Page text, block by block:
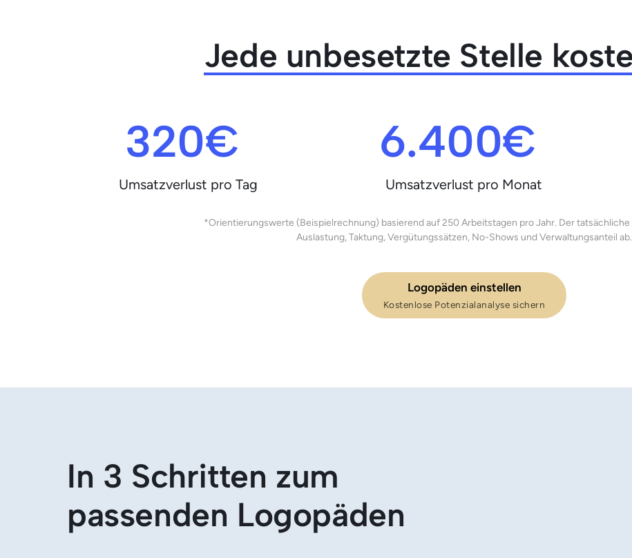
Jede unbesetzte Stelle
320€
Umsatzverlust pro Tag
6.400€
Umsatzverlust pro Monat
*Orientierungswerte (Beispielrechnung) basierend auf 250 Arbeitstagen pro Jahr. Der tatsächliche
Auslastung, Taktung, Vergütungssätzen, No-Shows und Verwaltungsanteil ab.
Logopäden einstellen
Kostenlose Potenzialanalyse sichern
In 3 Schritten zum
passenden Logopäden